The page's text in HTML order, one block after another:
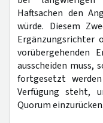
Haftsachen den
würde. Diesem
Ergänzungsrichter
vorübergehenden
ausscheiden muss,
fortgesetzt
Verfügung steht,
Quorum einzurücken.